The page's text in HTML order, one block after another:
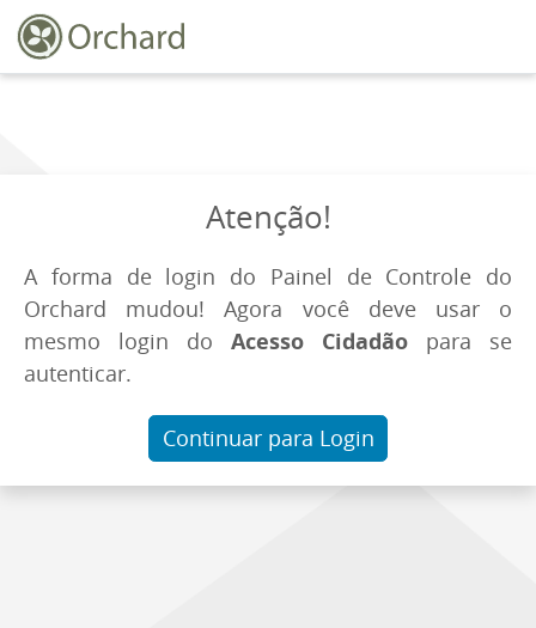
Atenção!
A forma de login do Painel de Controle do
Orchard mudou! Agora você deve usar o
mesmo login do Acesso Cidadão para se
autenticar.
Continuar para Login